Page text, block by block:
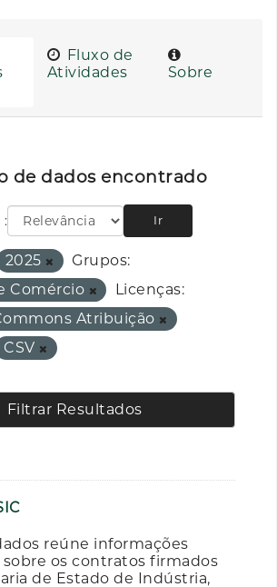
Fluxo de
Atividades
Sobre
de dados encontrado
Ir
2025
Grupos:
Comércio
Licenças:
Atribuição
CSV
Filtrar Resultados
reúne informações
os contratos firmados
de Estado de Indústria,